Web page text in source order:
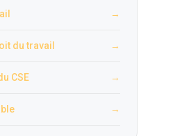
→
du travail →
CSE →
→